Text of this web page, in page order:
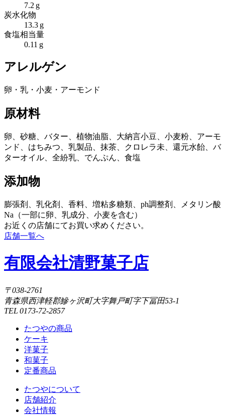
7.2 g
炭水化物
13.3 g
食塩相当量
0.11 g
アレルゲン
卵・乳・小麦・アーモンド
原材料
卵、砂糖、バター、植物油脂、大納言小豆、小麦粉、アーモ
ンド、はちみつ、乳製品、抹茶、クロレラ未、還元水飴、バ
ターオイル、全紛乳、でんぷん、食塩
添加物
膨張剤、乳化剤、香料、増粘多糖類、ph調整剤、メタリン酸
Na（一部に卵、乳成分、小麦を含む）
お近くの店舗にてお買い求めください。
店舗一覧へ
有限会社清野菓子店
〒038-2761
青森県西津軽郡鰺ヶ沢町大字舞戸町字下冨田53-1
TEL 0173-72-2857
たつやの商品
ケーキ
洋菓子
和菓子
定番商品
たつやについて
店舗紹介
会社情報